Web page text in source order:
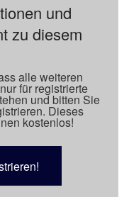
und
zu diesem
alle weiteren
für registrierte
und bitten Sie
Dieses
kostenlos!